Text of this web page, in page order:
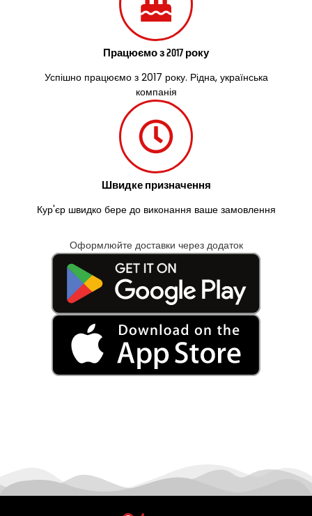
Працюємо з 2017 року
Успішно працюємо з 2017 року. Рідна, українська
компанія
Швидке призначення
Кур'єр швидко бере до виконання ваше замовлення
Оформлюйте доставки через додаток